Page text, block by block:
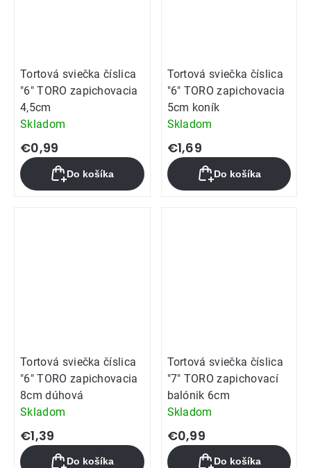
Tortová sviečka číslica
"6" TORO zapichovacia
4,5cm
Skladom
€0,99
Do košíka
Tortová sviečka číslica
"6" TORO zapichovacia
5cm koník
Skladom
€1,69
Do košíka
Tortová sviečka číslica
"6" TORO zapichovacia
8cm dúhová
Skladom
€1,39
Do košíka
Tortová sviečka číslica
"7" TORO zapichovací
balónik 6cm
Skladom
€0,99
Do košíka